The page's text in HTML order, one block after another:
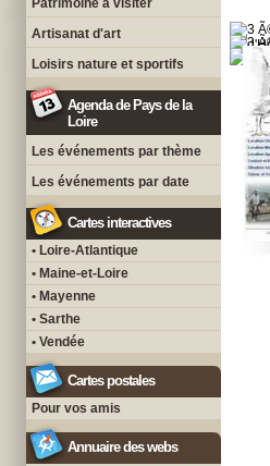
Patrimoine à visiter
Artisanat d'art
Loisirs nature et sportifs
Agenda de Pays de la
Loire
Les événements par thème
Les événements par date
Cartes interactives
• Loire-Atlantique
• Maine-et-Loire
• Mayenne
• Sarthe
• Vendée
Cartes postales
Pour vos amis
Annuaire des webs